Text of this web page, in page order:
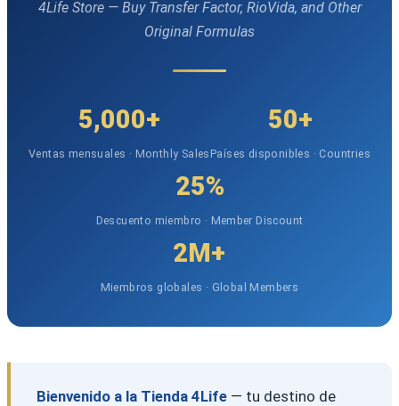
4Life Store — Buy Transfer Factor, RioVida, and Other
Original Formulas
5,000+
Ventas mensuales · Monthly Sales
50+
Países disponibles · Countries
25%
Descuento miembro · Member Discount
2M+
Miembros globales · Global Members
Bienvenido a la Tienda 4Life— tu destino de